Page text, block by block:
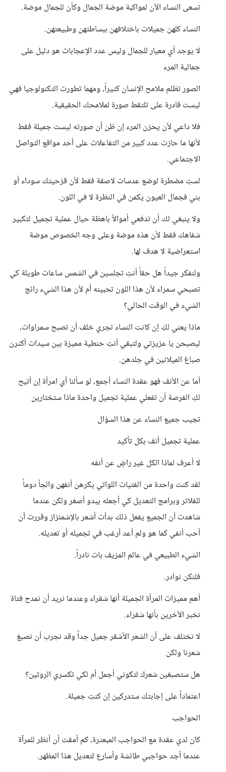
تسعى النساء الآن لمواكبة موضة الجمال وكأن للجمال موضة.
النساء كلهن جميلات باختلافهن ببساطتهن وطبيعتهن.
لا يوجد أي معيار للجمال وليس عدد الإعجابات هو دليل على
جمالية المرء
الصور تظلم ملامح الإنسان كثيراً، ومهما تطورت التكنولوجيا فهي
ليست قادرة على تلتقط صورة لملامحك الحقيقية.
فلا داعي لأن يحزن المرء إن ظن أن صورته ليست جميلة فقط
لأنها ما حازت عدد كبير من التفاعلات على أحد مواقع التواصل
الاجتماعي.
لستِ مضطرة لوضع عدسات لاصقة فقط لأن قزحيتك سوداء أو
بني فجمال العيون يكمن في النظرة لا في اللون.
ولا ينبغي لك أن تدفعي أموالاً باهظة حيال عملية تجميل لتكبير
شفاهك فقط لأن هذه موضة وعلى وجه الخصوص موضة
استعراضية لا هدف لها.
ولنفكر جيداً هل حقاً أنتِ تجلسين في الشمس ساعات طويلة كي
تصبحي سمراء لأن هذا اللون تحبينه أم لأن هذا الشيء رائج
الشيء في الوقت الحالي؟
ماذا يعني لكِ إن كانت النساء تجري خلف أن تصبح سمراوات،
ليصبحن يا عزيزتي ولتبقي أنتِ حنطية مميزة بين سيدات أكثرن
صباغ الميلانين في جلدهن.
أما عن الأنف فهو عقدة النساء أجمع، لو سألنا أي امرأة إن أتيح
لكِ الفرصة أن تفعلي عملية تجميل واحدة ماذا ستختارين
تجيب جميع النساء عن هذا السؤال
عملية تجميل أنف بكل تأكيد
لا أعرف لماذا الكل غير راضٍ عن أنفه
لقد كنت واحدة من الفتيات اللواتي يكرهن أنفهن والجأ دوماً
للفلاتر وبرامج التعديل كي أجعله يبدو أصغر ولكن عندما
شاهدت أن الجميع يفعل ذلك بدأت أشعر بالإشمئزاز وقررت أن
أحب أنفي كما هو ولم أعد أرغب في تجميله أو تعديله.
الشيء الطبيعي في عالم المزيف بات نادراً.
فلنكن نوادر.
أهم مميزات المرأة الجميلة أنها شقراء وعندما نريد أن نمدح فتاة
نخبر الآخرين بأنها شقراء.
لا نختلف على أن الشعر الأشقر جميل جداً وقد نجرب أن نصبغ
شعرنا ولكن
هل ستصبغين شعرك لتكوني أجمل أم لكي تكسري الروتين؟
اعتماداً على إجابتك ستدركين إن كنتِ جميلة.
الحواجب
كان لدي عقدة مع الحواجب المبعثرة، كم أمقت أن أنظر للمرآة
عندما أجد حواجبي طائشة وأسارع لتعديل هذا المظهر.